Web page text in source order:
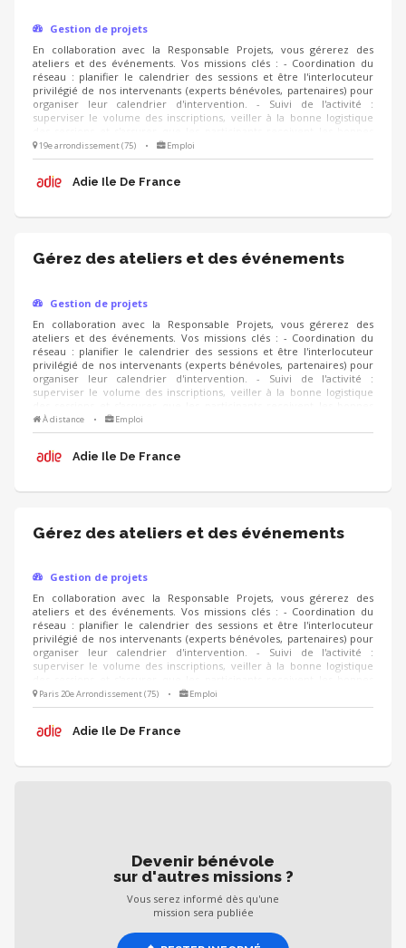
Gestion de projets
En collaboration avec la Responsable Projets, vous gérerez des
ateliers et des événements. Vos missions clés : - Coordination du
réseau : planifier le calendrier des sessions et être l'interlocuteur
privilégié de nos intervenants (experts bénévoles, partenaires) pour
organiser leur calendrier d'intervention. - Suivi de l'activité :
superviser le volume des inscriptions, veiller à la bonne logistique
informations. - Amélioration continue : suivre les questionnaires de
satisfaction des créateurs d'entreprise pour analyser les retours et
trimestre à l’autre.
19e arrondissement (75) • Emploi
Adie Ile De France
Gérez des ateliers et des événements
Gestion de projets
En collaboration avec la Responsable Projets, vous gérerez des
ateliers et des événements. Vos missions clés : - Coordination du
réseau : planifier le calendrier des sessions et être l'interlocuteur
privilégié de nos intervenants (experts bénévoles, partenaires) pour
organiser leur calendrier d'intervention. - Suivi de l'activité :
superviser le volume des inscriptions, veiller à la bonne logistique
informations. - Amélioration continue : suivre les questionnaires de
satisfaction des créateurs d'entreprise pour analyser les retours et
trimestre à l’autre.
À distance • Emploi
Adie Ile De France
Gérez des ateliers et des événements
Gestion de projets
En collaboration avec la Responsable Projets, vous gérerez des
ateliers et des événements. Vos missions clés : - Coordination du
réseau : planifier le calendrier des sessions et être l'interlocuteur
privilégié de nos intervenants (experts bénévoles, partenaires) pour
organiser leur calendrier d'intervention. - Suivi de l'activité :
superviser le volume des inscriptions, veiller à la bonne logistique
informations. - Amélioration continue : suivre les questionnaires de
satisfaction des créateurs d'entreprise pour analyser les retours et
trimestre à l’autre.
Paris 20e Arrondissement (75) • Emploi
Adie Ile De France
Devenir bénévole
sur d'autres missions ?
Vous serez informé dès qu'une
mission sera publiée